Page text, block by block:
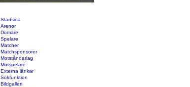
Startsida
Arenor
Domare
Spelare
Matcher
Matchsponsorer
Motståndarlag
Motspelare
Externa länkar
Sökfunktion
Bildgalleri